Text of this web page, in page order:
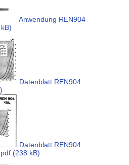
Anwendung REN904
Datenblatt REN904
Datenblatt REN904
(238 kB)